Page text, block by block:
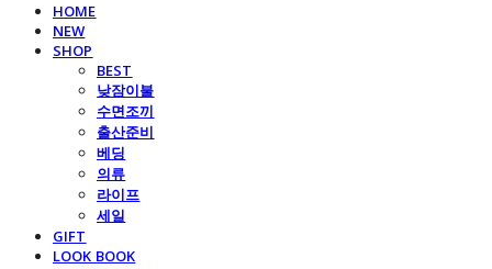
HOME
NEW
SHOP
BEST
낮잠이불
수면조끼
출산준비
베딩
의류
라이프
세일
GIFT
LOOK BOOK